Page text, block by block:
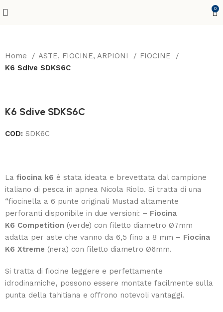
0
Home ASTE, FIOCINE, ARPIONI
FIOCINE
K6 Sdive SDKS6C
K6 Sdive SDKS6C
COD:SDK6C
Lafiocina k6 è stata ideata e brevettata dal campione
italiano di pesca in apnea Nicola Riolo. Si tratta di una
“fiocinella a 6 punte originali Mustad altamente
perforanti disponibile in due versioni: – Fiocina
K6 Competition (verde) con filetto diametro Ø7mm
adatta per aste che vanno da 6,5 fino a 8 mm – Fiocina
K6 Xtreme (nera) con filetto diametro Ø6mm.
Si tratta di fiocine leggere e perfettamente
idrodinamiche, possono essere montate facilmente sulla
punta della tahitiana e offrono notevoli vantaggi.